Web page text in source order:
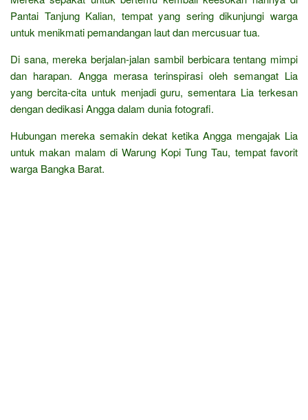
Pantai Tanjung Kalian, tempat yang sering dikunjungi warga
untuk menikmati pemandangan laut dan mercusuar tua.
Di sana, mereka berjalan-jalan sambil berbicara tentang mimpi
dan harapan. Angga merasa terinspirasi oleh semangat Lia
yang bercita-cita untuk menjadi guru, sementara Lia terkesan
dengan dedikasi Angga dalam dunia fotografi.
Hubungan mereka semakin dekat ketika Angga mengajak Lia
untuk makan malam di Warung Kopi Tung Tau, tempat favorit
warga Bangka Barat.